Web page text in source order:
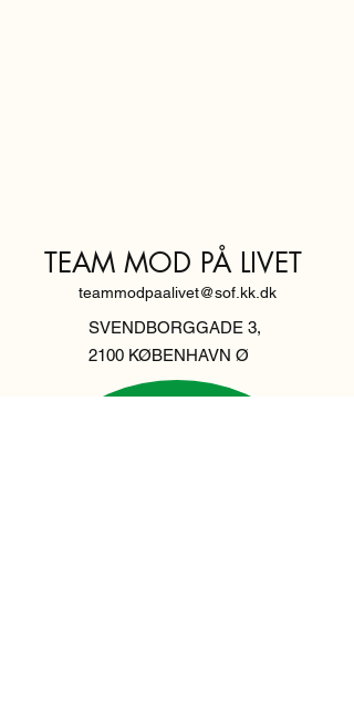
TEAM MOD PÅ LIVET
teammodpaalivet@sof.kk.dk
SVENDBORGGADE 3,
2100 KØBENHAVN Ø